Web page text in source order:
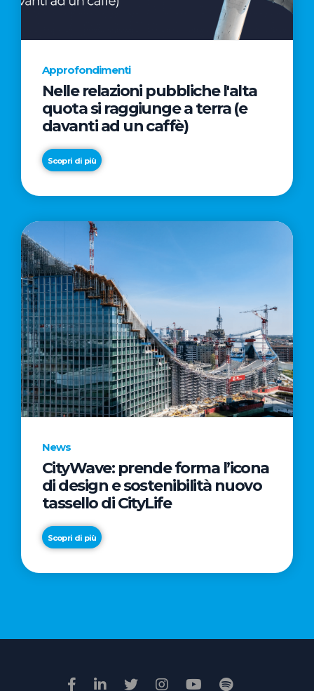
Approfondimenti
Nelle relazioni pubbliche l'alta
quota si raggiunge a terra (e
davanti ad un caffè)
Scopri di più
News
CityWave: prende forma l’icona
di design e sostenibilità nuovo
tassello di CityLife
Scopri di più
News
“Passione
il
della